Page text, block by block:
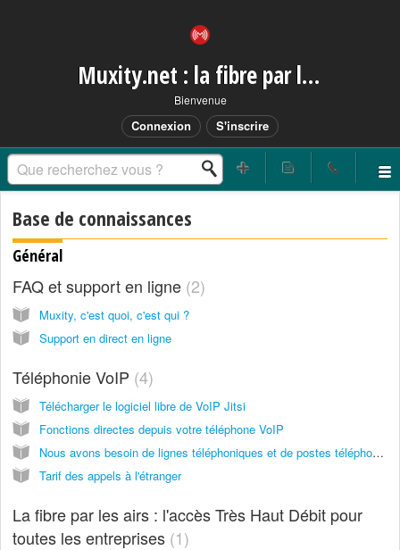
Muxity.net : la fibre par les airs
Bienvenue
Connexion S'inscrire
Base de connaissances
Général
FAQ et support en ligne 2
Muxity, c'est quoi, c'est qui ?
Support en direct en ligne
Téléphonie VoIP 4
Télécharger le logiciel libre de VoIP Jitsi
Fonctions directes depuis votre téléphone VoIP
Nous avons besoin de lignes téléphoniques et de postes téléphoniques : que proposez-vous ?
Tarif des appels à l'étranger
La fibre par les airs : l'accès Très Haut Débit pour
toutes les entreprises 1